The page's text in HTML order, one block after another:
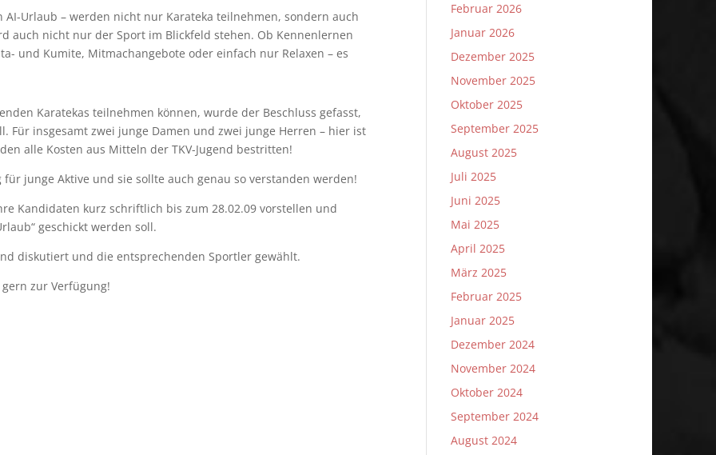
Urlaub – werden nicht nur Karateka teilnehmen, sondern auch
auch nicht nur der Sport im Blickfeld stehen. Ob Kennenlernen
und Kumite, Mitmachangebote oder einfach nur Relaxen – es
Karatekas teilnehmen können, wurde der Beschluss gefasst,
Für insgesamt zwei junge Damen und zwei junge Herren – hier ist
alle Kosten aus Mitteln der TKV-Jugend bestritten!
junge Aktive und sie sollte auch genau so verstanden werden!
Kandidaten kurz schriftlich bis zum 28.02.09 vorstellen und
geschickt werden soll.
diskutiert und die entsprechenden Sportler gewählt.
zur Verfügung!
Februar 2026
Januar 2026
Dezember 2025
November 2025
Oktober 2025
September 2025
August 2025
Juli 2025
Juni 2025
Mai 2025
April 2025
März 2025
Februar 2025
Januar 2025
Dezember 2024
November 2024
Oktober 2024
September 2024
August 2024